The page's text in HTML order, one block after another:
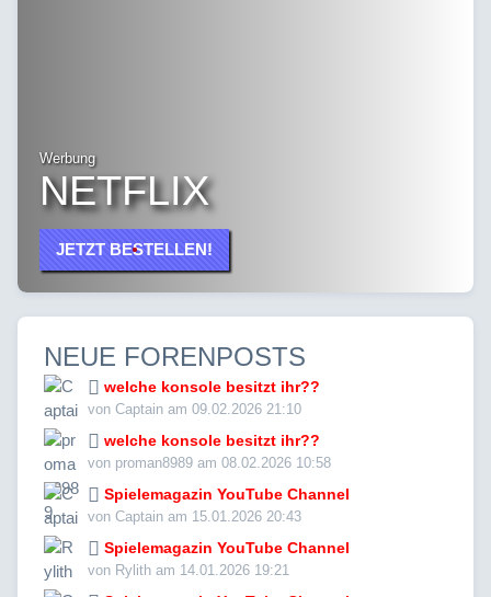
Werbung
NETFLIX
JETZT BESTELLEN!
NEUE FORENPOSTS
welche konsole besitzt ihr??
von Captain am 09.02.2026 21:10
welche konsole besitzt ihr??
von proman8989 am 08.02.2026 10:58
Spielemagazin YouTube Channel
von Captain am 15.01.2026 20:43
Spielemagazin YouTube Channel
von Rylith am 14.01.2026 19:21